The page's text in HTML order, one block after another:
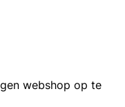
webshop op te